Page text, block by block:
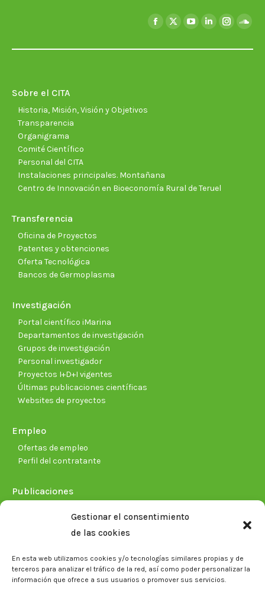
Gestionar el consentimiento
de las cookies
En esta web utilizamos cookies y/o tecnologías similares propias y de
terceros para analizar el tráfico de la red, así como poder personalizar la
información que ofrece a sus usuarios o promover sus servicios.
Facebook
X
YouTubeLinkedin
Sobre el CITA
Historia, Misión, Visión y Objetivos
Transparencia
Organigrama
Comité Científico
Personal del CITA
Instalaciones principales. Montañana
Centro de Innovación en Bioeconomía Rural de Teruel
Transferencia
Oficina de Proyectos
Patentes y obtenciones
Oferta Tecnológica
Bancos de Germoplasma
Investigación
Portal científico iMarina
Departamentos de investigación
Grupos de investigación
Personal investigador
Proyectos I+D+I vigentes
Últimas publicaciones científicas
Websites de proyectos
Empleo
Ofertas de empleo
Perfil del contratante
Publicaciones
Memorias corporativas
Biblioteca. Repositorio CITAREA
Sala de prensa
Noticias